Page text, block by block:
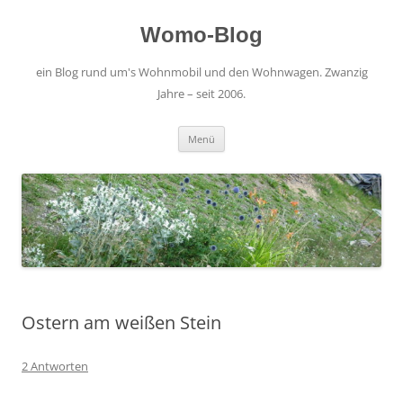
Womo-Blog
ein Blog rund um's Wohnmobil und den Wohnwagen. Zwanzig
Jahre – seit 2006.
Menü
Ostern am weißen Stein
2 Antworten